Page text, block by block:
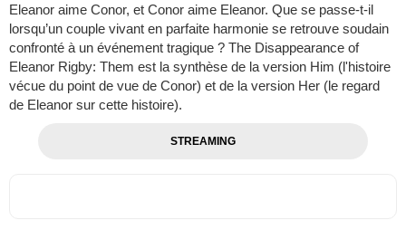
Eleanor aime Conor, et Conor aime Eleanor. Que se passe-t-il
lorsqu’un couple vivant en parfaite harmonie se retrouve soudain
confronté à un événement tragique ? The Disappearance of
Eleanor Rigby: Them est la synthèse de la version Him (l'histoire
vécue du point de vue de Conor) et de la version Her (le regard
de Eleanor sur cette histoire).
STREAMING